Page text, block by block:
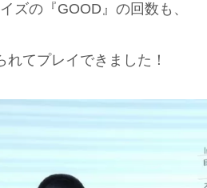
ズの『GOOD』の回数も、
れてプレイできました！